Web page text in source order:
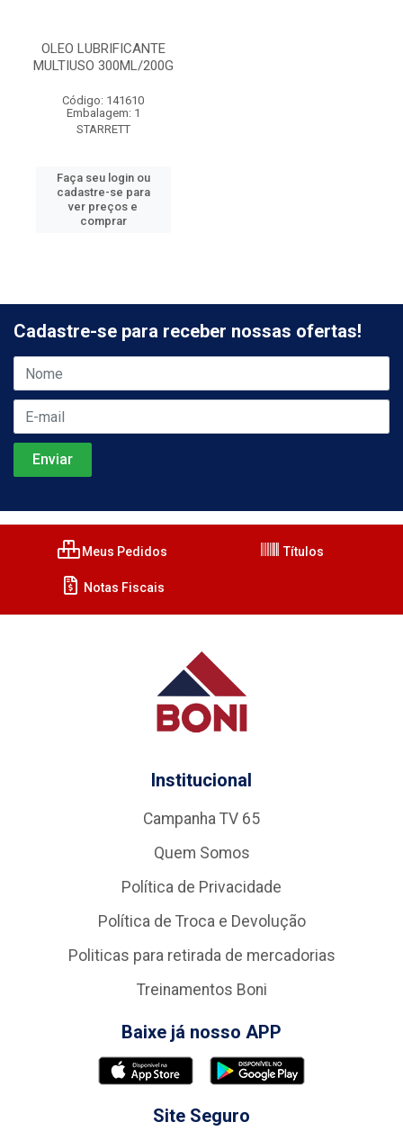
OLEO LUBRIFICANTE
MULTIUSO 300ML/200G
Código: 141610
Embalagem: 1
STARRETT
Faça seu login ou
cadastre-se para
ver preços e
comprar
Cadastre-se para receber nossas ofertas!
Meus Pedidos Títulos
Notas Fiscais
Institucional
Campanha TV 65
Quem Somos
Política de Privacidade
Política de Troca e Devolução
Politicas para retirada de mercadorias
Treinamentos Boni
Baixe já nosso APP
Site Seguro